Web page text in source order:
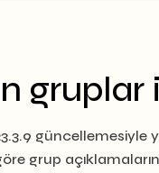
güncellemesiyle
grup